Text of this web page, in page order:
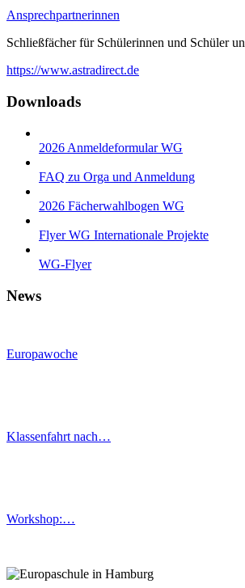
Ansprechpartnerinnen
Schließfächer für Schülerinnen und Schüler
https://www.astradirect.de
Downloads
2026 Anmeldeformular WG
FAQ zu Orga und Anmeldung
2026 Fächerwahlbogen WG
Flyer WG Internationale Projekte
WG-Flyer
News
Europawoche
Klassenfahrt nach…
Workshop:…